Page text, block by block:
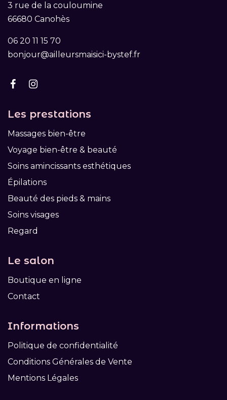
3 rue de la couloumine
66680 Canohès
06 20 11 15 70
bonjour@ailleursmaisici-bystef.fr
Les prestations
Massages bien-être
Voyage bien-être & beauté
Soins amincissants esthétiques
Épilations
Beauté des pieds & mains
Soins visages
Regard
Le salon
Boutique en ligne
Contact
Informations
Politique de confidentialité
Conditions Générales de Vente
Mentions Légales